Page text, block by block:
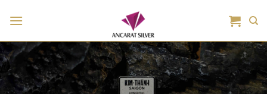
qua
dung